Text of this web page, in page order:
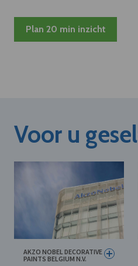
Plan 20 min inzicht
Voor u
AKZO NOBEL DECORATIVE
PAINTS BELGIUM N.V.